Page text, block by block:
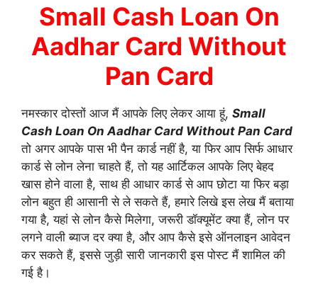
c
e
b
o
k
itt
er
ai
l
at
s
A
p
p
s
s
e
n
g
er
e
gr
a
Small Cash Loan On
Aadhar Card Without
Pan Card
नमस्कार दोस्तों आज मैं आपके लिए लेकर आया हूं, Small
Cash Loan On Aadhar Card Without Pan Card
तो अगर आपके पास भी पैन कार्ड नहीं है, या फिर आप सिर्फ आधार
कार्ड से लोन लेना चाहते हैं, तो यह आर्टिकल आपके लिए बेहद
खास होने वाला है, साथ ही आधार कार्ड से आप छोटा या फिर बड़ा
लोन बहुत ही आसानी से ले सकते हैं, हमारे लिखे इस लेख मैं बताया
गया है, यहां से लोन कैसे मिलेगा, जरूरी डॉक्यूमेंट क्या हैं, लोन पर
लगने वाली ब्याज दर क्या है, और आप कैसे इसे ऑनलाइन आवेदन
कर सकते हैं, इससे जुड़ी सारी जानकारी इस पोस्ट मैं शामिल की
गई है।